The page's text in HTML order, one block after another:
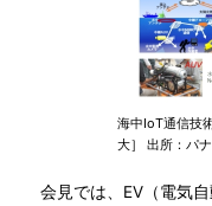
海中IoT通信技
大］ 出所：パ
会見では、EV（電気